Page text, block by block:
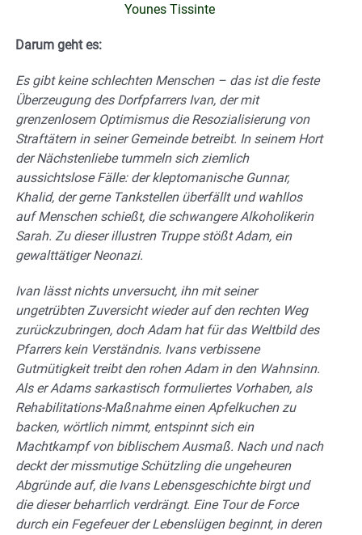
Younes Tissinte
Darum geht es:
Es gibt keine schlechten Menschen – das ist die feste
Überzeugung des Dorfpfarrers Ivan, der mit
grenzenlosem Optimismus die Resozialisierung von
Straftätern in seiner Gemeinde betreibt. In seinem Hort
der Nächstenliebe tummeln sich ziemlich
aussichtslose Fälle: der kleptomanische Gunnar,
Khalid, der gerne Tankstellen überfällt und wahllos
auf Menschen schießt, die schwangere Alkoholikerin
Sarah. Zu dieser illustren Truppe stößt Adam, ein
gewalttätiger Neonazi.
Ivan lässt nichts unversucht, ihn mit seiner
ungetrübten Zuversicht wieder auf den rechten Weg
zurückzubringen, doch Adam hat für das Weltbild des
Pfarrers kein Verständnis. Ivans verbissene
Gutmütigkeit treibt den rohen Adam in den Wahnsinn.
Als er Adams sarkastisch formuliertes Vorhaben, als
Rehabilitations-Maßnahme einen Apfelkuchen zu
backen, wörtlich nimmt, entspinnt sich ein
Machtkampf von biblischem Ausmaß. Nach und nach
deckt der missmutige Schützling die ungeheuren
Abgründe auf, die Ivans Lebensgeschichte birgt und
die dieser beharrlich verdrängt. Eine Tour de Force
durch ein Fegefeuer der Lebenslügen beginnt, in deren